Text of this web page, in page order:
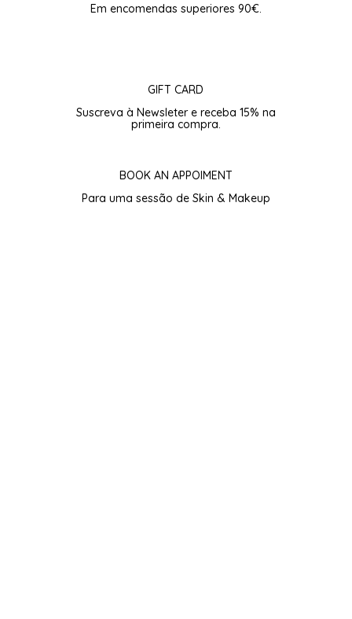
Em encomendas superiores 90€.
GIFT CARD
Suscreva à Newsleter e receba 15% na
primeira compra.
BOOK AN APPOIMENT
Para uma sessão de Skin & Makeup